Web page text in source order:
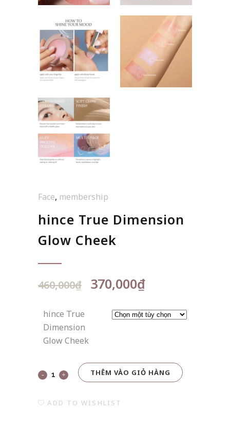
Face, membership
hince True Dimension
Glow Cheek
460,000₫ Giá
460,000₫.
370,000₫Giá
tại
là:
hince True
Dimension
Glow Cheek
hince
THÊM VÀO GIỎ HÀNG
ADD TO WISHLIST